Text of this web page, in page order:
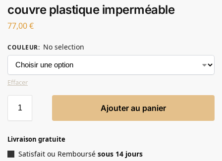
couvre plastique imperméable
77,00€
COULEUR: No selection
Effacer
Ajouter au panier
Livraison gratuite
Satisfait ou Remboursé sous 14 jours